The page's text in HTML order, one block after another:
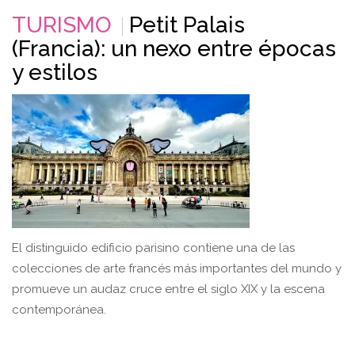
TURISMO
Petit Palais
(Francia): un nexo entre épocas
y estilos
El distinguido edificio parisino contiene una de las
colecciones de arte francés más importantes del mundo y
promueve un audaz cruce entre el siglo XIX y la escena
contemporánea.